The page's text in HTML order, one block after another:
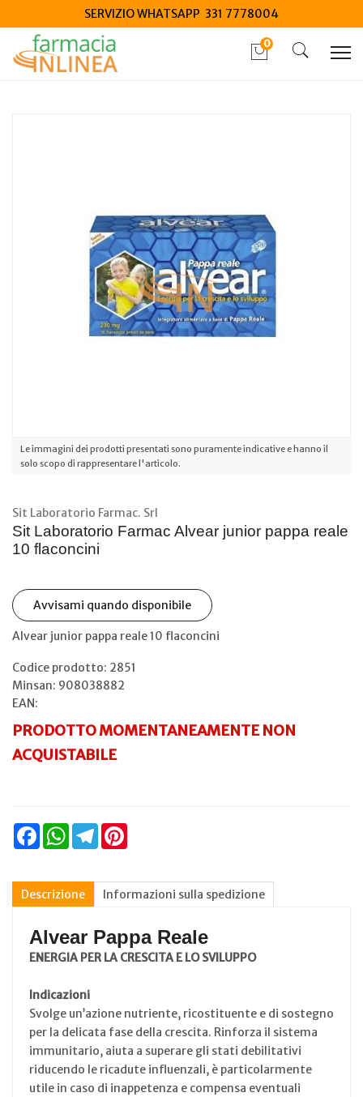
SERVIZIO WHATSAPP 331 7778004
0
Le immagini dei prodotti presentati sono puramente indicative e hanno il
solo scopo di rappresentare l'articolo.
Sit Laboratorio Farmac. Srl
Sit Laboratorio Farmac Alvear junior pappa reale
10 flaconcini
Avvisami quando disponibile
Alvear junior pappa reale 10 flaconcini
Codice prodotto: 2851
Minsan: 908038882
EAN:
PRODOTTO MOMENTANEAMENTE NON
ACQUISTABILE
FacebookWhatsAppTelegram
Descrizione Informazioni sulla spedizione
Alvear Pappa Reale
ENERGIA PER LA CRESCITA E LO SVILUPPO
Indicazioni
Svolge un’azione nutriente, ricostituente e di sostegno
per la delicata fase della crescita. Rinforza il sistema
immunitario, aiuta a superare gli stati debilitativi
riducendo le ricadute influenzali, è particolarmente
utile in caso di inappetenza e compensa eventuali